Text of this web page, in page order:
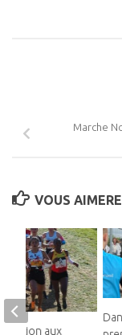
Marche
VOUS
aux